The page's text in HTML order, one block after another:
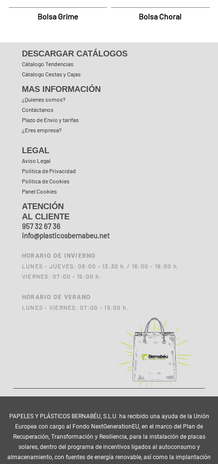
Bolsa Grime Bolsa Choral
DESCARGAR CATÁLOGOS
Cátalogo Tendencias
Cátalogo Cestas y Cajas
MAS INFORMACIÓN
¿Quienes somos?
Contáctanos
Plazo de Envío y tarifas
¿Eres empresa?
LEGAL
Aviso Legal
Política de Privacidad
Política de Cookies
Panel Cookies
ATENCIÓN
AL CLIENTE
957 32 67 36
info@plasticosbernabeu.net
HORARIO DE INVIERNO
LUNES - JUEVES: 08:00 - 13:30 h. / 16:00 - 19:00 h.
VIERNES: 07:00 - 15:00 h.
HORARIO DE VERANO
LUNES - VIERNES: 07:00 - 15:00 h.
PAPELES Y PLÁSTICOS BERNABÉU, S.L.U. ha recibido una ayuda de la Unión
Europea con cargo al Fondo NextGenerationEU, en el marco del Plan de
Recuperación, Transformación y Resiliencia, para la instalación de placas
solares, dentro del programa de incentivos ligados al autoconsumo y
almacenamiento, con fuentes de energía renovable, así como la implantación